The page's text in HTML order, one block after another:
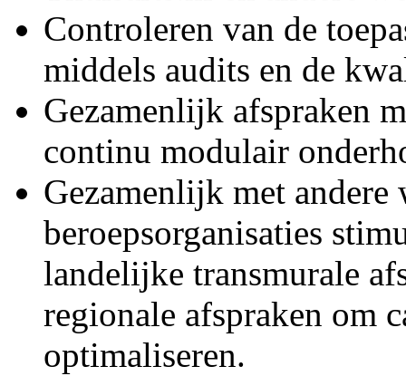
Controleren van de
middels audits en de
Gezamenlijk afspraken
continu modulair
Gezamenlijk met
beroepsorganisaties
landelijke transmurale
regionale afspraken om
optimaliseren.